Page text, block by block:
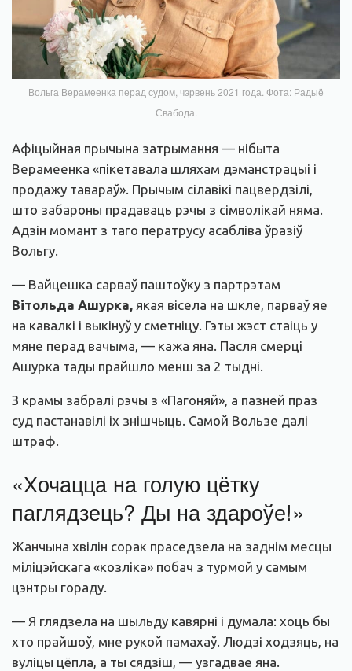
Вольга Верамеенка перад судом, чэрвень 2021 года. Фота: Радыё
Свабода.
Афіцыйная прычына затрымання — нібыта
Верамеенка «пікетавала шляхам дэманстрацыі і
продажу тавараў». Прычым сілавікі пацвердзілі,
што забароны прадаваць рэчы з сімволікай няма.
Адзін момант з таго ператрусу асабліва ўразіў
Вольгу.
— Вайцешка сарваў паштоўку з партрэтам
Вітольда Ашурка, якая вісела на шкле, парваў яе
на кавалкі і выкінуў у сметніцу. Гэты жэст стаіць у
мяне перад вачыма, — кажа яна. Пасля смерці
Ашурка тады прайшло менш за 2 тыдні.
З крамы забралі рэчы з «Пагоняй», а пазней праз
суд пастанавілі іх знішчыць. Самой Вользе далі
штраф.
«Хочацца на голую цётку
паглядзець? Ды на здароўе!»
Жанчына хвілін сорак праседзела на заднім месцы
міліцэйскага «козліка» побач з турмой у самым
цэнтры гораду.
— Я глядзела на шыльду кавярні і думала: хоць бы
хто прайшоў, мне рукой памахаў. Людзі ходзяць, на
вуліцы цёпла, а ты сядзіш, — узгадвае яна.